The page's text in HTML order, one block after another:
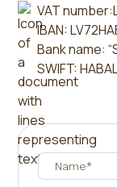
VAT
IBAN:
Bank name:
SWIFT: